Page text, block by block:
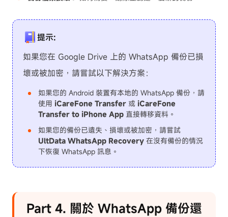
提示:
如果您在 Google Drive 上的 WhatsApp 備份已損
壞或被加密，請嘗試以下解決方案：
如果您的 Android 裝置有本地的 WhatsApp 備份，請
使用 iCareFone Transfer 或 iCareFone
Transfer to iPhone App 直接轉移資料。
如果您的備份已遺失、損壞或被加密，請嘗試
UltData WhatsApp Recovery 在沒有備份的情況
下恢復 WhatsApp 訊息。
Part 4. 關於 WhatsApp 備份還